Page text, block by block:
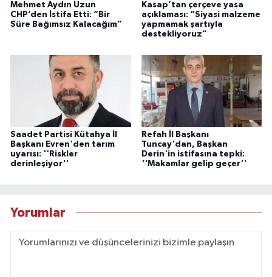
Mehmet Aydın Uzun
CHP’den İstifa Etti: “Bir
Süre Bağımsız Kalacağım”
Kasap’tan çerçeve yasa
açıklaması: “Siyasi malzeme
yapmamak şartıyla
destekliyoruz”
Saadet Partisi Kütahya İl
Başkanı Evren'den tarım
uyarısı: ''Riskler
derinleşiyor''
Refah İl Başkanı
Tuncay'dan, Başkan
Derin'in istifasına tepki:
''Makamlar gelip geçer''
Yorumlar